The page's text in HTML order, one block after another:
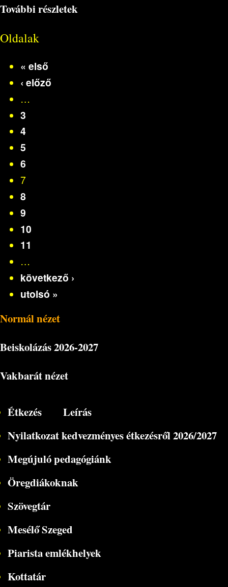
További részletek
Oldalak
« első
‹ előző
…
3
4
5
6
7
8
9
10
11
…
következő ›
utolsó »
Normál nézet
Beiskolázás2026-2027
Vakbarát nézet
Étkezés
Leírás
Nyilatkozat kedvezményes étkezésről 2026/2027
Megújuló pedagógiánk
Öregdiákoknak
Szövegtár
Mesélő Szeged
Piarista emlékhelyek
Kottatár